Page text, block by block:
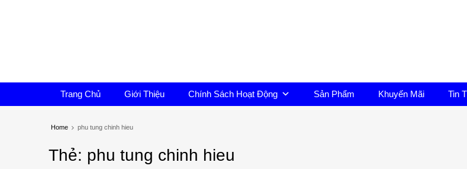
Trang Chủ Giới Thiệu Chính Sách Hoạt Động Sản Phẩm Khuyến Mãi Tin
Home phu tung chinh hieu
Thẻ: phu tung chinh hieu